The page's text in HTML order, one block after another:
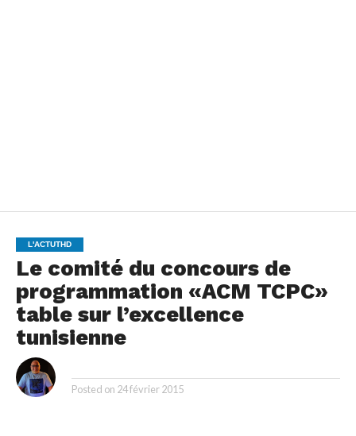
L'ACTUTHD
Le comité du concours de
programmation «ACM TCPC»
table sur l’excellence
tunisienne
Posted on 24 février 2015